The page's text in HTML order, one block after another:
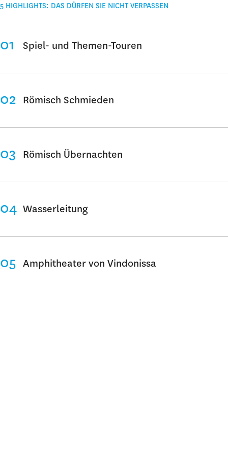
5 HIGHLIGHTS: DAS DÜRFEN SIE NICHT VERPASSEN
Spiel- und Themen-Touren
Römisch Schmieden
Römisch Übernachten
Wasserleitung
Amphitheater von Vindonissa